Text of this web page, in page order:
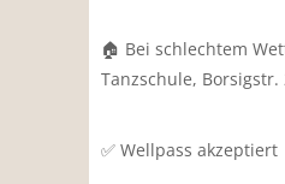
🏠 Bei schlechtem
Tanzschule, Borsigstr.
✅ Wellpass akzeptiert